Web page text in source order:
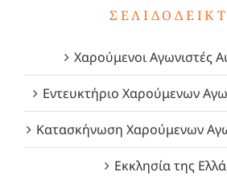
Χαρούμενοι Αγωνιστές
Εντευκτήριο Χαρούμενων
Κατασκήνωση Χαρούμενων
Εκκλησία της